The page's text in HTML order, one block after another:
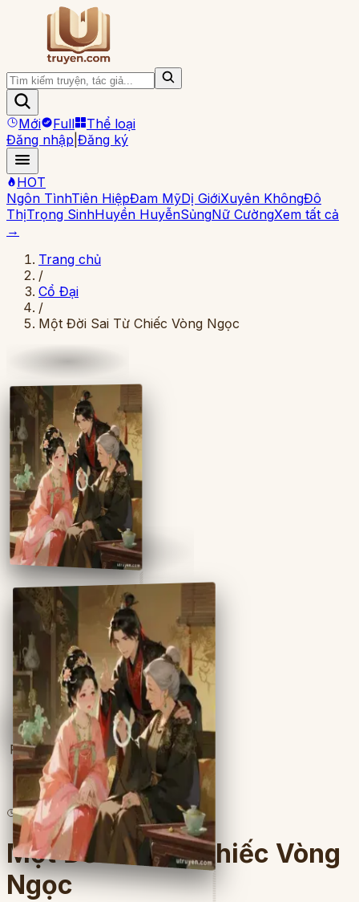
Mới Full
Thể loại
Đăng nhập Đăng ký
HOT
Ngôn TìnhTiên HiệpĐam MỹDị GiớiXuyên KhôngĐô
ThịTrọng SinhHuyền HuyễnSủngNữ CườngXem tất cả
→
Trang chủ
/
Cổ Đại
/
Một Đời Sai Từ Chiếc Vòng Ngọc
Full
3lượt đọc· 11chương
Một Đời Sai Từ Chiếc Vòng
Ngọc